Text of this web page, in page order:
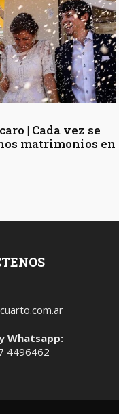
| Cada vez se
matrimonios en
Whatsapp:
4496462